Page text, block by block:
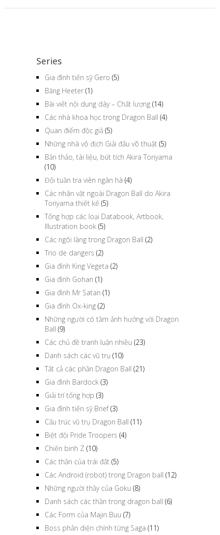
Series
Gia đình tiến sỹ Gero (5)
Băng Heeter (1)
Bài viết nội dung dày – Chất lượng (14)
Các nhà khoa học trong Dragon Ball (4)
Quan điểm độc giả (5)
Những nhà vô địch Giải đấu võ thuật (5)
Bản thảo, tài liệu, bút tích Akira Toriyama
(10)
Đội tuần tra viên ngân hà (4)
Các nhân vật ngoài Dragon Ball do Akira
Toriyama thiết kế (5)
Tổng hợp các loại Databook, Artbook,
Illustration book (5)
Các ngôi làng trong Dragon Ball (2)
Trio de dangers (2)
Gia đình King Vegeta (2)
Gia đình Gohan (1)
Gia đình Mr Satan (1)
Gia đình Ox-king (2)
Những người có tầm ảnh hưởng với Dragon
Ball (9)
Các chủ đề tranh luận nhiều (23)
Danh sách các vũ trụ (10)
Tất cả các phần Dragon Ball (21)
Gia đình Bardock (3)
Giải trí tổng hợp (3)
Gia đình tiến sỹ Brief(3)
Cấu trúc vũ trụ Dragon Ball (11)
Biệt đội Pride Troopers (4)
Chiến binh Z (10)
Các thần của trái đất (5)
Các Android (robot) trong Dragon ball (12)
Những người thầy của Goku (8)
Danh sách các thần trong dragon ball (6)
Các Form của Majin Buu (7)
Boss phản diện chính từng Saga (11)